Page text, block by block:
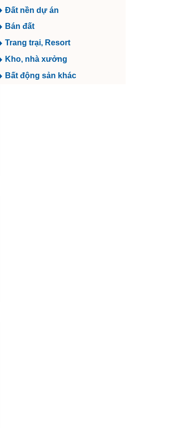
Đất nền dự án
Bán đất
Trang trại, Resort
Kho, nhà xưởng
Bất động sản khác